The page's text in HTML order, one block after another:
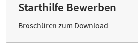
Starthilfe Bewerben
Broschüren zum Download